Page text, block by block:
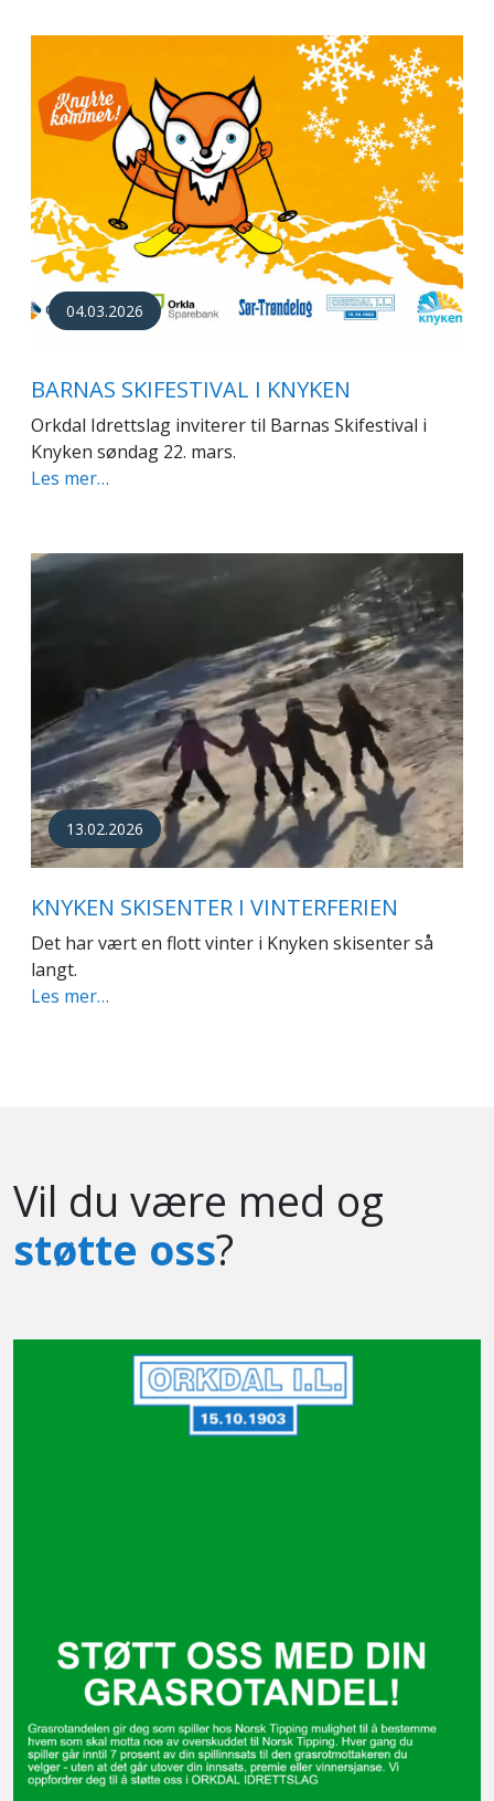
04.03.2026
BARNAS SKIFESTIVAL I KNYKEN
Orkdal Idrettslag inviterer til Barnas Skifestival i
Knyken søndag 22. mars.
Les mer…
13.02.2026
KNYKEN SKISENTER I VINTERFERIEN
Det har vært en flott vinter i Knyken skisenter så
langt.
Les mer…
Vil du være med og
støtte oss?